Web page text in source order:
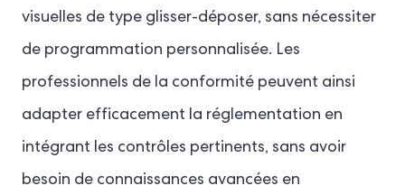
visuelles de type glisser-déposer, sans nécessiter
de programmation personnalisée. Les
professionnels de la conformité peuvent ainsi
adapter efficacement la réglementation en
intégrant les contrôles pertinents, sans avoir
besoin de connaissances avancées en